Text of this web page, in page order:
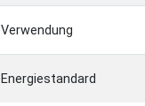
Verwendung
Energiestandard